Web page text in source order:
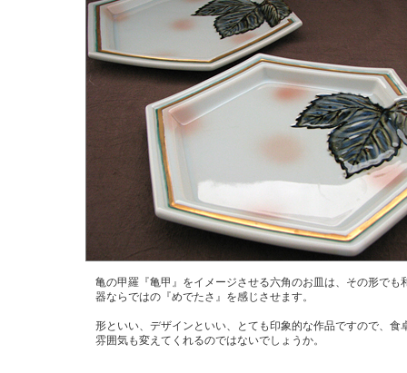
亀の甲羅『亀甲』をイメージさせる六角のお皿は、その形でも
器ならではの『めでたさ』を感じさせます。
形といい、デザインといい、とても印象的な作品ですので、食
雰囲気も変えてくれるのではないでしょうか。